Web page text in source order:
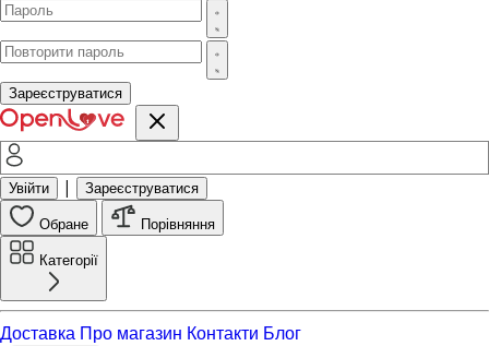
Зареєструватися
Увійти | Зареєструватися
Обране Порівняння
Категорії
Доставка Про магазин Контакти Блог